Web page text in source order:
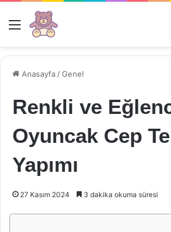
Menü
Anasayfa /Genel
Renkli ve
Oyuncak Cep
Yapımı
27 Kasım 2024 3 dakika okuma süresi